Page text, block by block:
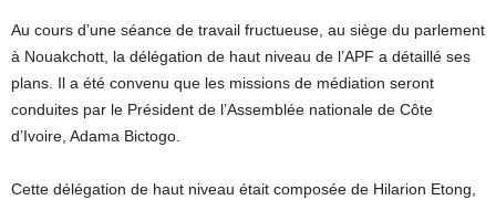
Au cours d’une séance de travail fructueuse, au siège du parlement
à Nouakchott, la délégation de haut niveau de l’APF a détaillé ses
plans. Il a été convenu que les missions de médiation seront
conduites par le Président de l’Assemblée nationale de Côte
d’Ivoire, Adama Bictogo.
Cette délégation de haut niveau était composée de Hilarion Etong,